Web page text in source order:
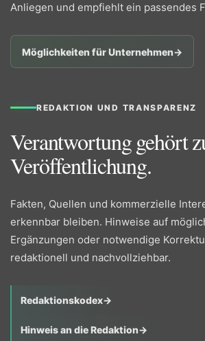
Anliegen und empfiehlt ein passendes
Möglichkeiten für Unternehmen→
REDAKTION UND TRANSPARENZ
Verantwortung gehört
Veröffentlichung.
Fakten, Quellen und kommerzielle
erkennbar bleiben. Hinweise auf
Ergänzungen oder notwendige
redaktionell und nachvollziehbar.
Redaktionskodex→
Hinweis an die Redaktion→